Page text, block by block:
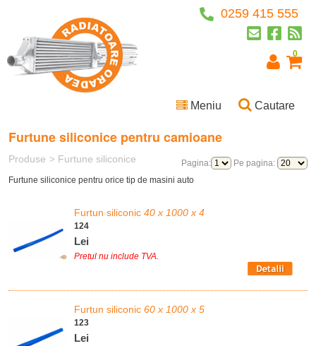
0
Meniu Cautare
Furtune siliconice pentru camioane
Produse > Furtune siliconice Pagina:
Pe pagina:
Furtune siliconice pentru orice tip de masini auto
Furtun siliconic 40 x 1000 x 4
124
Lei
Pretul nu include TVA.
Furtun siliconic60 x 1000 x 5
123
Lei
0259 415 555